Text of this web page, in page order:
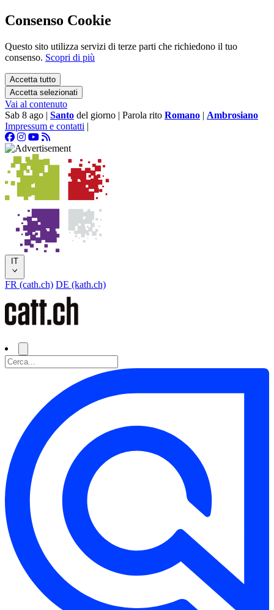
Consenso Cookie
Questo sito utilizza servizi di terze parti che richiedono il tuo
consenso. Scopri di più
Accetta tutto
Accetta selezionati
Vai al contenuto
Sab 8 ago | Santo del giorno | Parola rito Romano | Ambrosiano
Impressum e contatti |
IT
FR (cath.ch) DE (kath.ch)